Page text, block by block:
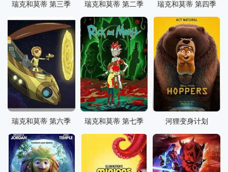
瑞克和莫蒂 第三季 瑞克和莫蒂 第二季 瑞克和莫蒂 第四季
瑞克和莫蒂 第六季 瑞克和莫蒂 第七季 河狸变身计划